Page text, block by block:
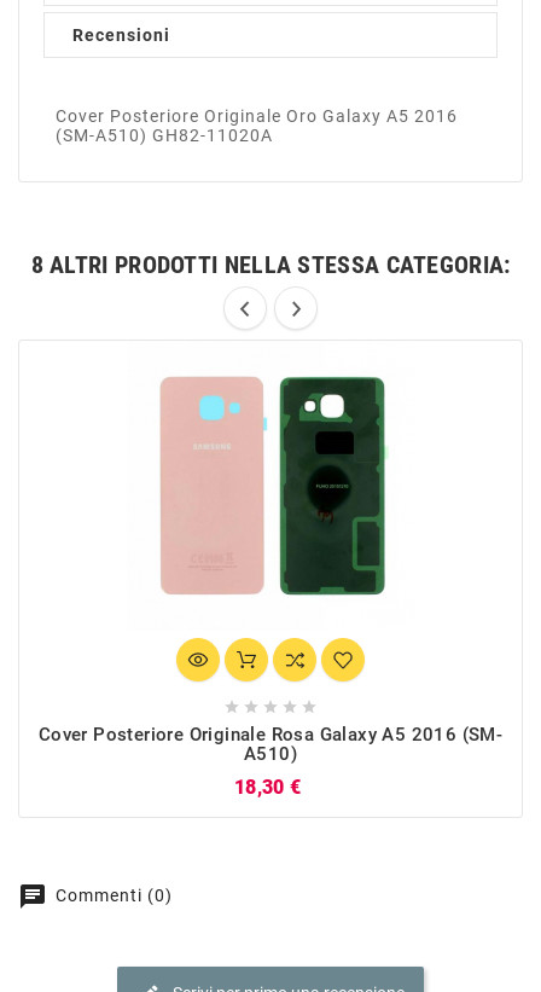
Recensioni
Cover Posteriore Originale Oro Galaxy A5 2016
(SM-A510) GH82-11020A
8 ALTRI PRODOTTI NELLA STESSA CATEGORIA:
    
Cover Posteriore Originale Rosa Galaxy A5 2016 (SM-
A510)
18,30 €
chat Commenti (0)